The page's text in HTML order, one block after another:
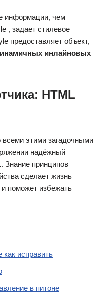
информации, чем
, задает стилевое
предоставляет объект,
инлайновых
HTML
всеми этими загадочными
надёжный
Знание принципов
сделает жизнь
поможет избежать
как исправить
в питоне